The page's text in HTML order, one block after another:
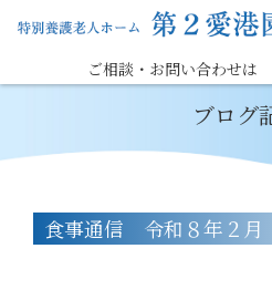
ご相談・お問い合わせ
ブログ
食事通信 令和８年２月